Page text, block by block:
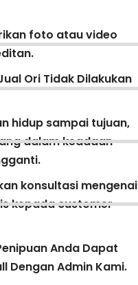
foto atau video
Ori Tidak Dilakukan
hidup sampai tujuan,
dalam keadaan
konsultasi mengenai
kepada customer
Anda Dapat
Dengan Admin Kami.